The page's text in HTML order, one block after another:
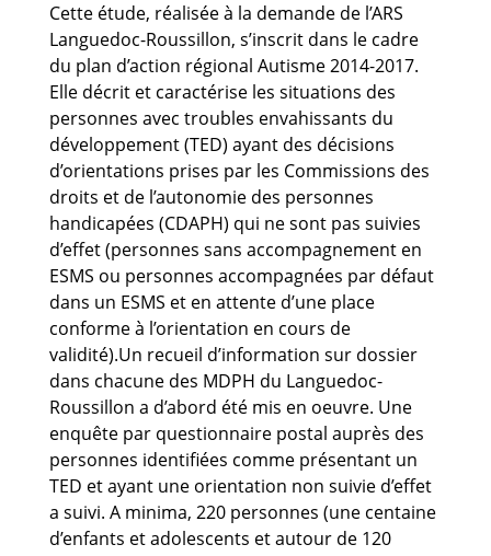
Cette étude, réalisée à la demande de l’ARS
Languedoc-Roussillon, s’inscrit dans le cadre
du plan d’action régional Autisme 2014-2017.
Elle décrit et caractérise les situations des
personnes avec troubles envahissants du
développement (TED) ayant des décisions
d’orientations prises par les Commissions des
droits et de l’autonomie des personnes
handicapées (CDAPH) qui ne sont pas suivies
d’effet (personnes sans accompagnement en
ESMS ou personnes accompagnées par défaut
dans un ESMS et en attente d’une place
conforme à l’orientation en cours de
validité).Un recueil d’information sur dossier
dans chacune des MDPH du Languedoc-
Roussillon a d’abord été mis en oeuvre. Une
enquête par questionnaire postal auprès des
personnes identifiées comme présentant un
TED et ayant une orientation non suivie d’effet
a suivi. A minima, 220 personnes (une centaine
d’enfants et adolescents et autour de 120